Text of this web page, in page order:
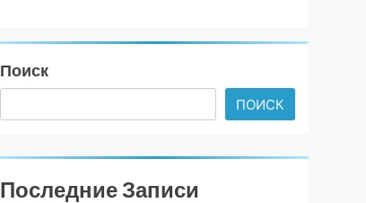
Поиск
ПОИСК
Последние Записи